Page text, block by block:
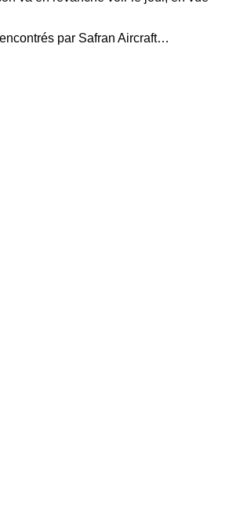
par Safran Aircraft…